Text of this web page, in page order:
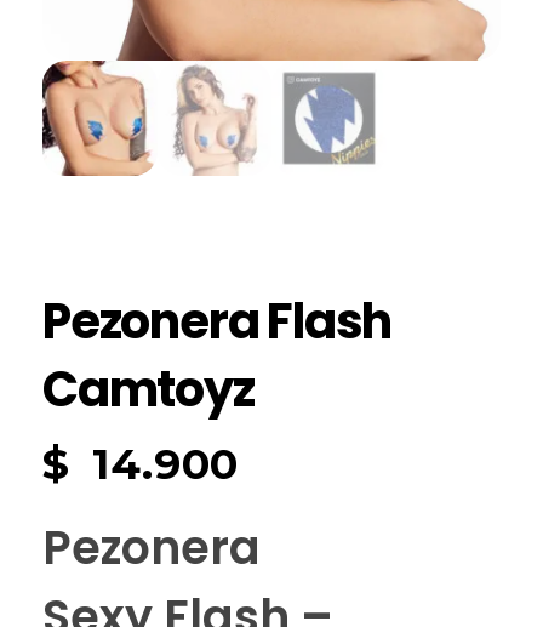
Pezonera Flash
Camtoyz
$ 14.900
Pezonera